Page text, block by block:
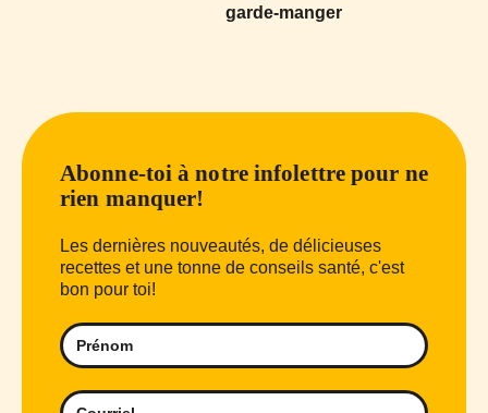
garde-manger
Abonne-toi à notre infolettre pour ne
rien manquer!
Les dernières nouveautés, de délicieuses
recettes et une tonne de conseils santé, c'est
bon pour toi!